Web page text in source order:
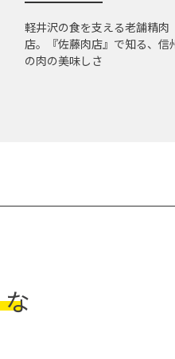
軽井沢の食を支える老舗精肉
店。『佐藤肉店』で知る、信
の肉の美味しさ
な